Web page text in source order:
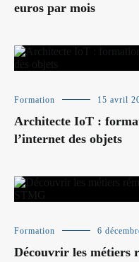
euros par mois
Formation 15 avril
Architecte IoT :
l’internet des objets
Formation 6
Découvrir les métiers